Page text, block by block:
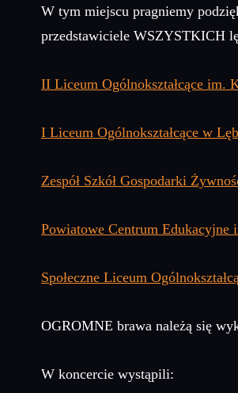
W tym miejscu pragniemy
przedstawiciele WSZYSTKICH
II Liceum Ogólnokształcące im.
I Liceum Ogólnokształcące w
Zespół Szkół Gospodarki
Powiatowe Centrum
Społeczne Liceum
OGROMNE brawa należą się
W koncercie wystąpili: